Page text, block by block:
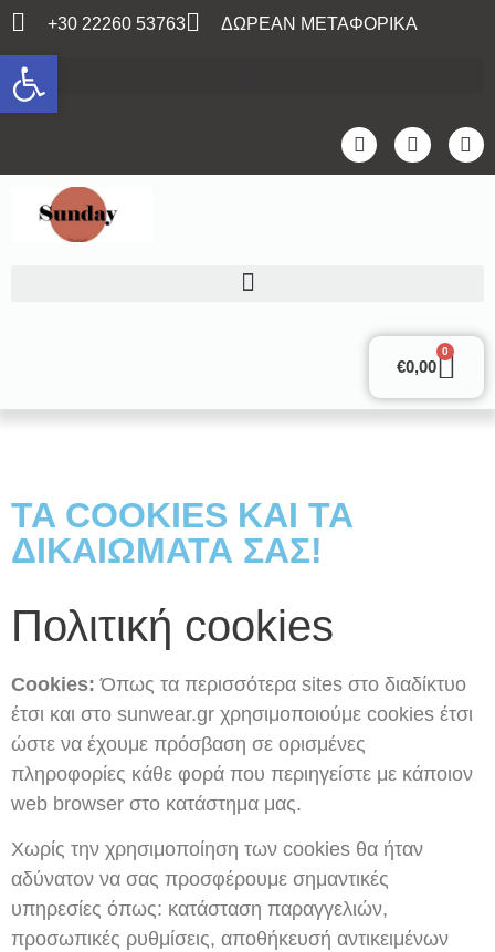
Ανοίξτε τη γραμμή εργαλείων
+30 22260 53763 ΔΩΡΕΑΝ ΜΕΤΑΦΟΡΙΚΑ
€0,00
0
TA COOKIES ΚΑΙ ΤΑ
ΔΙΚΑΙΩΜΑΤΑ ΣΑΣ!
Πολιτική cookies
Cookies: Όπως τα περισσότερα sites στο διαδίκτυο
έτσι και στο sunwear.gr χρησιμοποιούμε cookies έτσι
ώστε να έχουμε πρόσβαση σε ορισμένες
πληροφορίες κάθε φορά που περιηγείστε με κάποιον
web browser στο κατάστημα μας.
Χωρίς την χρησιμοποίηση των cookies θα ήταν
αδύνατον να σας προσφέρουμε σημαντικές
υπηρεσίες όπως: κατάσταση παραγγελιών,
προσωπικές ρυθμίσεις, αποθήκευσή αντικειμένων